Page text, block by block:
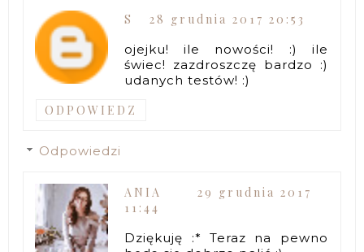
S
28 grudnia 2017 20:53
ojejku! ile nowości! :) ile
świec! zazdroszczę bardzo :)
udanych testów! :)
ODPOWIEDZ
Odpowiedzi
ANIA
29 grudnia 2017
11:44
Dziękuję :* Teraz na pewno